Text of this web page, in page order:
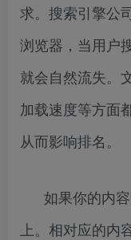
求。搜索引擎公
浏览器，当用户
就会自然流失。
加载速度等方面
从而影响排名。
如果你的内
上。相对应的内